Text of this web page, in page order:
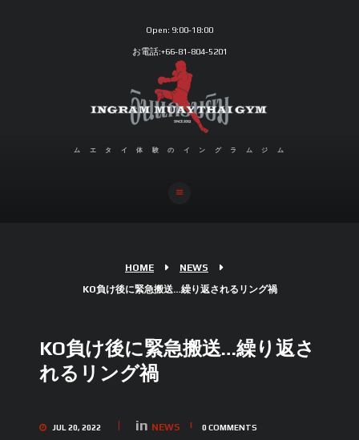
Open: 9:00-18:00
お電話:+66-81-804-5201
ムエタイ体験のイングラムジム
HOME
NEWS
KO負け後に緊急搬送…繰り返されるリング禍
KO負け後に緊急搬送…繰り返さ
れるリング禍
JUL 20, 2022 in NEWS 0COMMENTS